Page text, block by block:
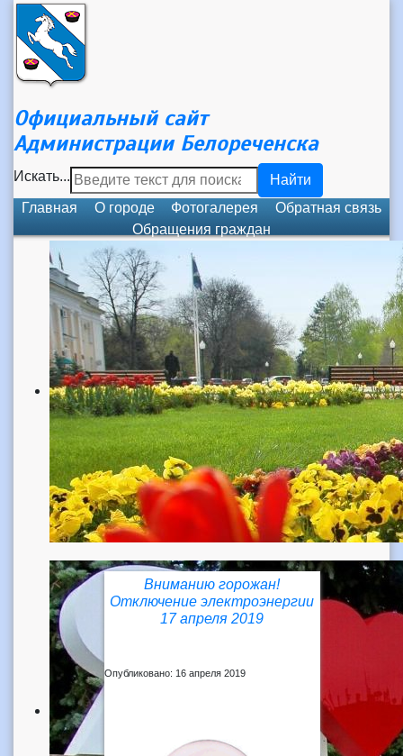
Официальный сайт
Администрации Белореченска
Искать...
Найти
Главная
О городе Фотогалерея
Обратная связь
Обращения граждан
Вниманию горожан!
Отключение электроэнергии
17 апреля 2019
Опубликовано: 16 апреля 2019